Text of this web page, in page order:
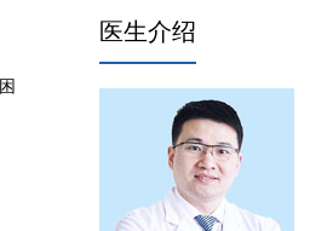
医生介绍